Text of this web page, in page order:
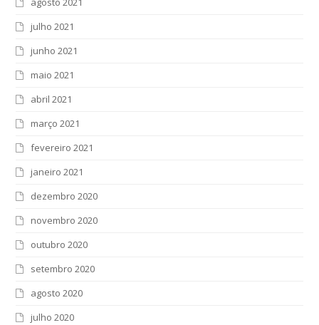
julho 2021
junho 2021
maio 2021
abril 2021
março 2021
fevereiro 2021
janeiro 2021
dezembro 2020
novembro 2020
outubro 2020
setembro 2020
agosto 2020
julho 2020